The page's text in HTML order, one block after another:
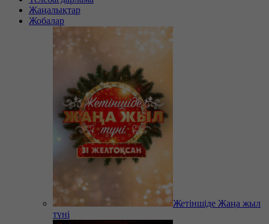
Жаңалықтар
Жобалар
Жетіншіде Жаңа жыл
түні